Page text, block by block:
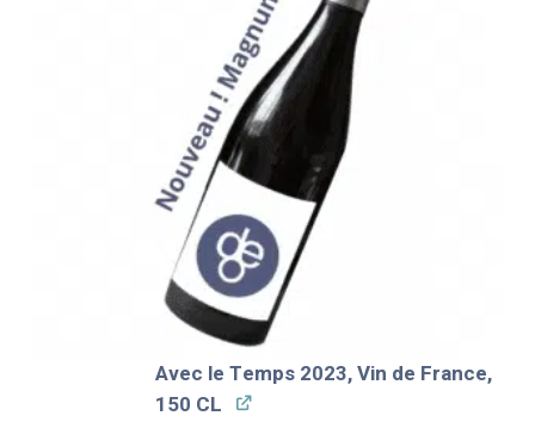
Avec le Temps 2023, Vin de France,
150 CL